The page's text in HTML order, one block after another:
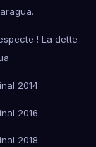
! La dette
2014
2016
2018